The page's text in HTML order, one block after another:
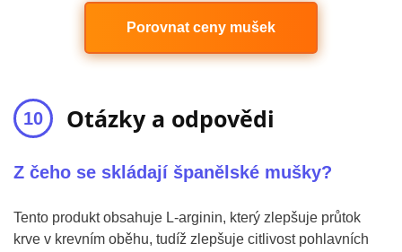
Porovnat ceny mušek
Otázky a odpovědi
Z čeho se skládají španělské mušky?
Tento produkt obsahuje L-arginin, který zlepšuje průtok
krve v krevním oběhu, tudíž zlepšuje citlivost pohlavních